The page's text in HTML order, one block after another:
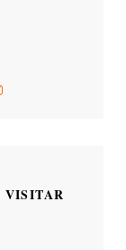
VISITAR